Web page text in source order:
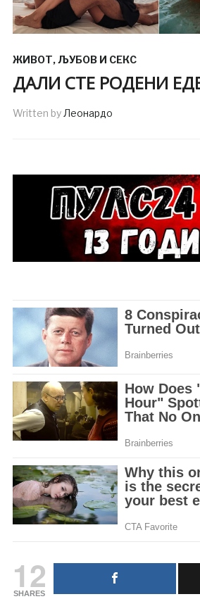
ЖИВОТ,ЉУБОВ И СЕКС
ДАЛИ СТЕ РОДЕНИ
Written byЛеонардо
12
SHARES